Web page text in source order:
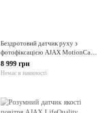
Бездротовий датчик руху з
фотофіксацією AJAX MotionCam
Outdoor PhOD (white)
8 999 грн
Немає в наявності